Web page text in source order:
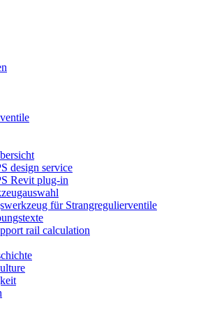
design service
Revit plug-in
für Strangregulierventile
rail calculation